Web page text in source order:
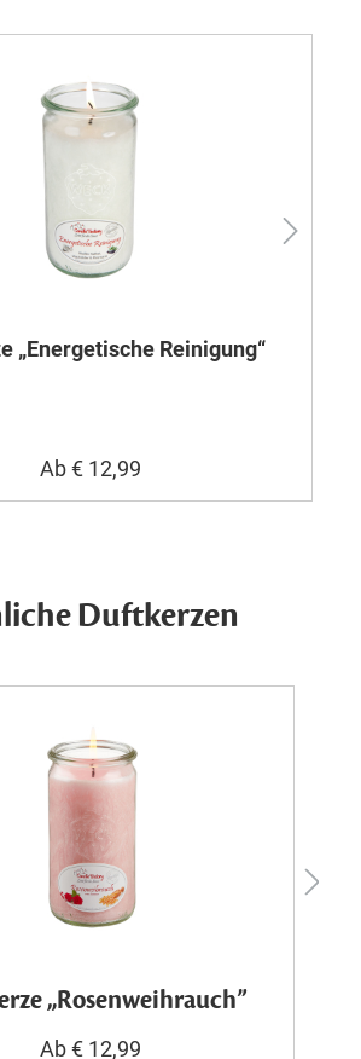
„Energetische Reinigung“
Ab€ 12,99
Duftkerzen
„Rosenweihrauch”
Ab € 12,99